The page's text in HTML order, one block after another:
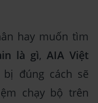
hay muốn tìm
là gì, AIA Việt
bị đúng cách sẽ
chạy bộ trên